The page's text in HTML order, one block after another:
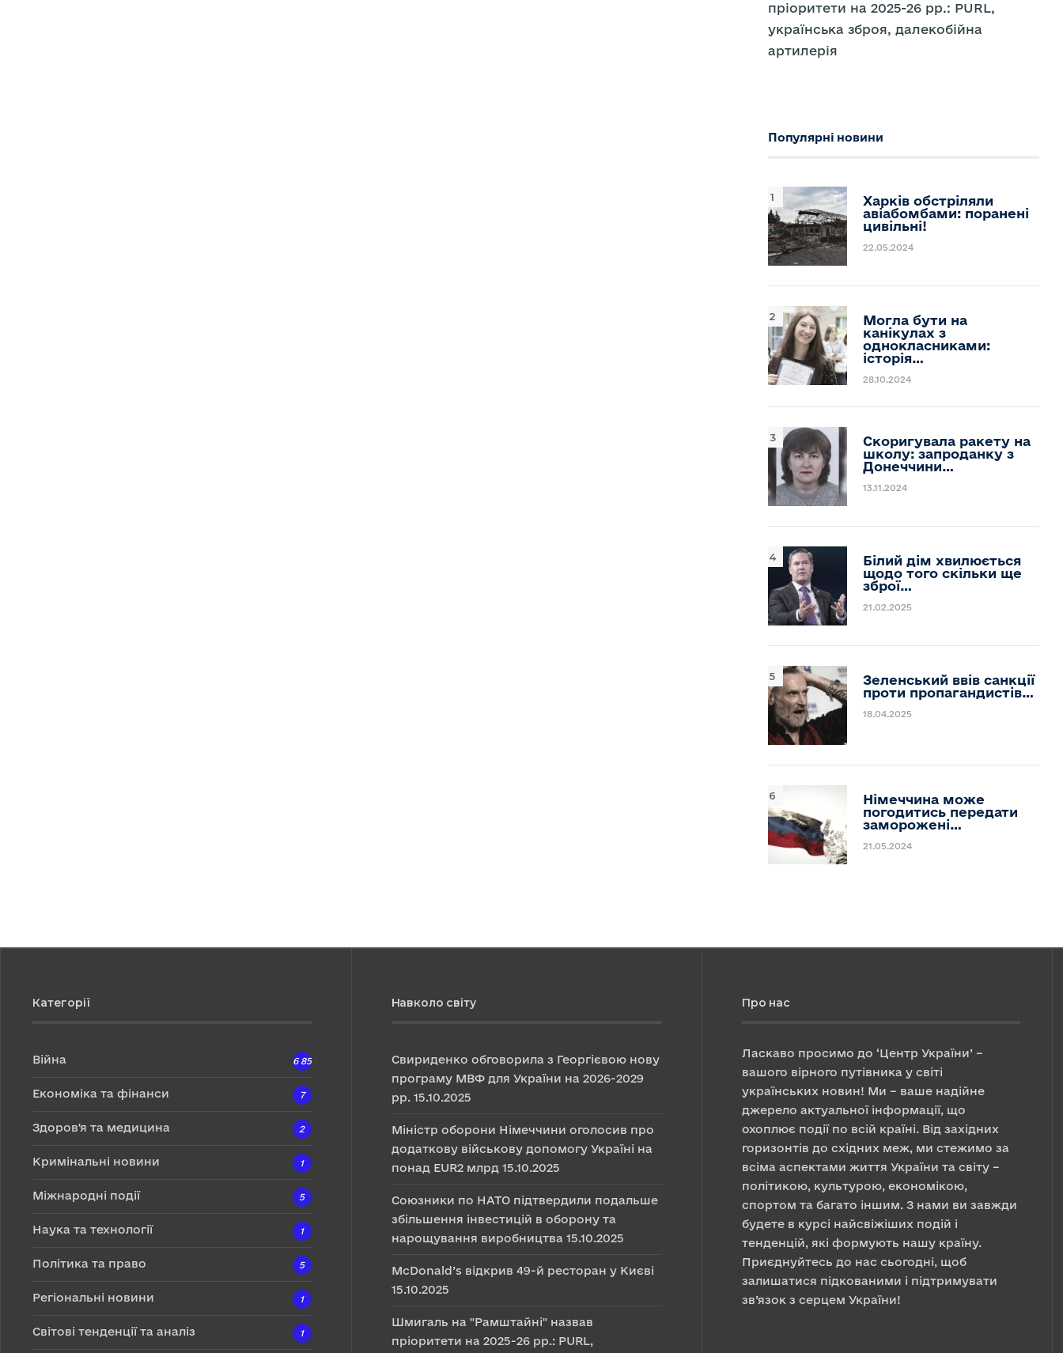
пріоритети на 2025-26 рр.: PURL,
українська зброя, далекобійна
артилерія
Популярні новини
Харків обстріляли
авіабомбами: поранені
цивільні!
22.05.2024
Могла бути на
канікулах з
однокласниками:
історія…
28.10.2024
Скоригувала ракету на
школу: запроданку з
Донеччини…
13.11.2024
Білий дім хвилюється
щодо того скільки ще
зброї…
21.02.2025
Зеленський ввів санкції
проти пропагандистів…
18.04.2025
Німеччина може
погодитись передати
заморожені…
21.05.2024
Категорії
Війна 6 857
Економіка та фінанси 7
Здоров'я та медицина 2
Кримінальні новини 1
Міжнародні події 5
Наука та технології 1
Політика та право 5
Регіональні новини 1
Світові тенденції та аналіз 1
Навколо світу
Свириденко обговорила з Георгієвою нову
програму МВФ для України на 2026-2029
рр. 15.10.2025
Міністр оборони Німеччини оголосив про
додаткову військову допомогу Україні на
понад EUR2 млрд 15.10.2025
Союзники по НАТО підтвердили подальше
збільшення інвестицій в оборону та
нарощування виробництва 15.10.2025
McDonald’s відкрив 49-й ресторан у Києві
15.10.2025
Шмигаль на "Рамштайні" назвав
пріоритети на 2025-26 рр.: PURL,
Про нас
Ласкаво просимо до ‘Центр України’ –
вашого вірного путівника у світі
українських новин! Ми – ваше надійне
джерело актуальної інформації, що
охоплює події по всій країні. Від західних
горизонтів до східних меж, ми стежимо за
всіма аспектами життя України та світу –
політикою, культурою, економікою,
спортом та багато іншим. З нами ви завжди
будете в курсі найсвіжіших подій і
тенденцій, які формують нашу країну.
Приєднуйтесь до нас сьогодні, щоб
залишатися підкованими і підтримувати
зв’язок з серцем України!